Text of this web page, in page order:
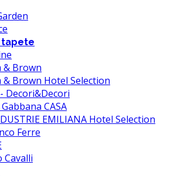
tapete
& Brown
& Brown Hotel Selection
Decori&Decori
CASA
EMILIANA Hotel Selection
Ferre
Cavalli